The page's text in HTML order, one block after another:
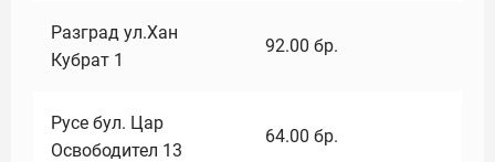
Разград ул.Хан
Кубрат 1
92.00 бр.
Русе бул. Цар
Освободител 13
64.00 бр.